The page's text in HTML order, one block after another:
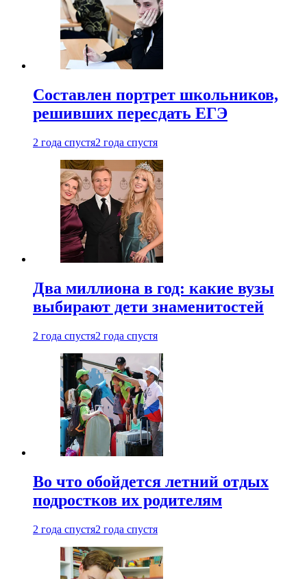
Составлен портрет школьников,
решивших пересдать ЕГЭ
2 года спустя2 года спустя
Два миллиона в год: какие вузы
выбирают дети знаменитостей
2 года спустя2 года спустя
Во что обойдется летний отдых
подростков их родителям
2 года спустя2 года спустя